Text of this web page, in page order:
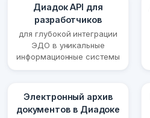
Диадок API для
разработчиков
для глубокой интеграции
ЭДО в уникальные
информационные системы
Электронный архив
документов в Диадоке